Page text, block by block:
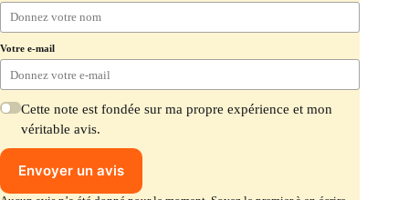
Votre e-mail
Cette note est fondée sur ma propre expérience et mon
véritable avis.
Envoyer un avis